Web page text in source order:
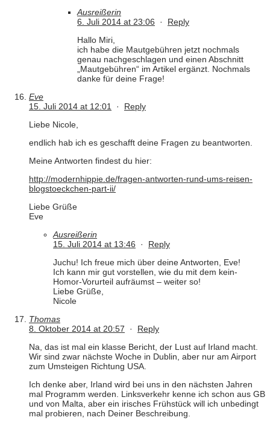
Ausreißerin
6. Juli 2014 at 23:06 · Reply
Hallo Miri,
ich habe die Mautgebühren jetzt nochmals
genau nachgeschlagen und einen Abschnitt
„Mautgebühren“ im Artikel ergänzt. Nochmals
danke für deine Frage!
Eve
15. Juli 2014 at 12:01 · Reply
Liebe Nicole,
endlich hab ich es geschafft deine Fragen zu beantworten.
Meine Antworten findest du hier:
http://modernhippie.de/fragen-antworten-rund-ums-reisen-
blogstoeckchen-part-ii/
Liebe Grüße
Eve
Ausreißerin
15. Juli 2014 at 13:46 · Reply
Juchu! Ich freue mich über deine Antworten, Eve!
Ich kann mir gut vorstellen, wie du mit dem kein-
Homor-Vorurteil aufräumst – weiter so!
Liebe Grüße,
Nicole
Thomas
8. Oktober 2014 at 20:57 · Reply
Na, das ist mal ein klasse Bericht, der Lust auf Irland macht.
Wir sind zwar nächste Woche in Dublin, aber nur am Airport
zum Umsteigen Richtung USA.
Ich denke aber, Irland wird bei uns in den nächsten Jahren
mal Programm werden. Linksverkehr kenne ich schon aus GB
und von Malta, aber ein irisches Frühstück will ich unbedingt
mal probieren, nach Deiner Beschreibung.